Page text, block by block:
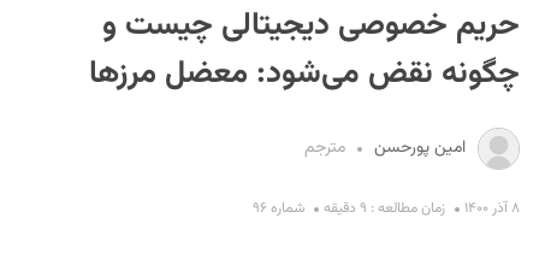
حریم خصوصی دیجیتالی چیست و
چگونه نقض می‌شود: معضل مرزها
امین پورحسن مترجم
۸ آذر ۱۴۰۰ زمان مطالعه : ۹ دقیقه شماره ۹۶